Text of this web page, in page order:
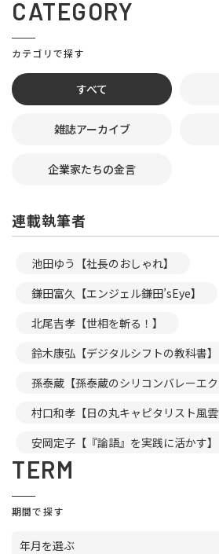
CATEGORY
カテゴリで探す
すべて
雑誌アーカイブ
企業家たちの金言
連載執筆者
池田ゆう【社長のおしゃれ】
鎌田富久【エンジェル鎌田’sEye】
北尾吉孝【世相を斬る！】
鈴木康弘【デジタルシフトの教科書】
孫泰蔵【孫泰蔵のシリコンバレーエク
村口和孝【日の丸キャピタリスト風雲
安岡定子【『論語』を実践に活かす】
TERM
期間で探す
年月を選ぶ